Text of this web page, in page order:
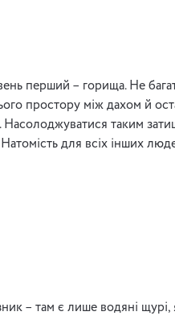
перший – горища. Не
простору між дахом й
таким
для всіх інших
– там є лише водяні